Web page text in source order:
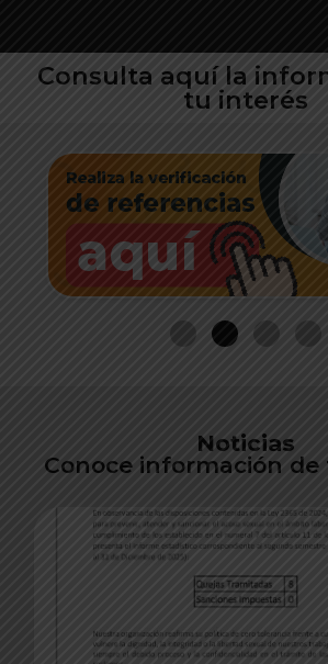
Consulta aquí la
tu interés
Noticias
Conoce información